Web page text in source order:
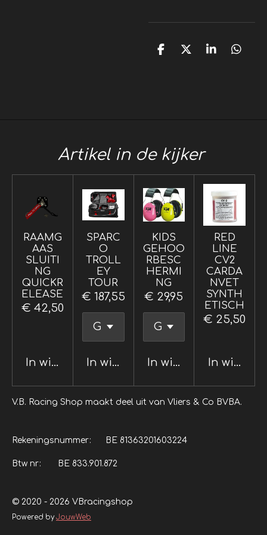
D
D
S
D
Artikel in de kijker
RAAMG
AAS
SLUITI
NG
QUICKR
ELEASE
€ 42,50
In winkelwagen
SPARC
O
TROLL
EY
TOUR
€ 187,55
In winkelwagen
KIDS
GEHOO
RBESC
HERMI
NG
€ 29,95
In winkelwagen
RED
LINE
CV2
CARDA
NVET
SYNTH
ETISCH
€ 25,50
In
V.B. Racing Shop maakt deel uit van Vliers & Co BVBA.
Rekeningsnummer: BE 81363201603224
Btw nr: BE 833.901.872
© 2020 - 2026 VBracingshop
Powered byJouwWeb